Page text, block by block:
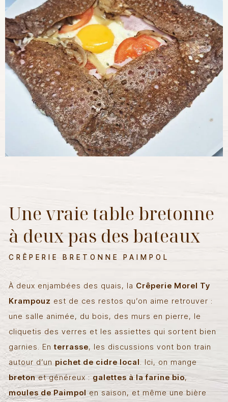
Une vraie table bretonne
à deux pas des bateaux
CRÊPERIE BRETONNE PAIMPOL
À deux enjambées des quais, la Crêperie Morel Ty
Krampouz est de ces restos qu’on aime retrouver :
une salle animée, du bois, des murs en pierre, le
cliquetis des verres et les assiettes qui sortent bien
garnies. Enterrasse, les discussions vont bon train
autour d’un pichet de cidre local. Ici, on mange
bretonet généreux :galettes à la farine bio,
moules de Paimpol en saison, et même une bière